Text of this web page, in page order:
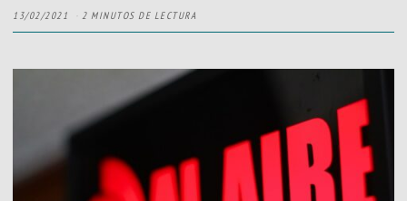
13/02/2021 2 MINUTOS DE LECTURA